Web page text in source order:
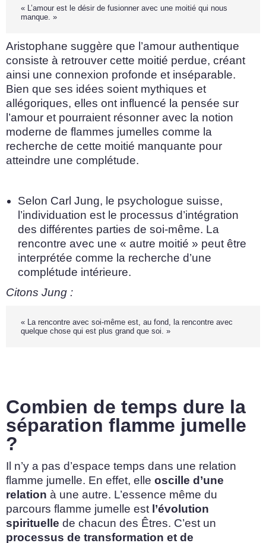
« L’amour est le désir de fusionner avec une moitié qui nous
manque. »
Aristophane suggère que l’amour authentique
consiste à retrouver cette moitié perdue, créant
ainsi une connexion profonde et inséparable.
Bien que ses idées soient mythiques et
allégoriques, elles ont influencé la pensée sur
l’amour et pourraient résonner avec la notion
moderne de flammes jumelles comme la
recherche de cette moitié manquante pour
atteindre une complétude.
Selon Carl Jung, le psychologue suisse,
l’individuation est le processus d’intégration
des différentes parties de soi-même. La
rencontre avec une « autre moitié » peut être
interprétée comme la recherche d’une
complétude intérieure.
Citons Jung :
« La rencontre avec soi-même est, au fond, la rencontre avec
quelque chose qui est plus grand que soi. »
Combien de temps dure la
séparation flamme jumelle
?
Il n’y a pas d’espace temps dans une relation
flamme jumelle. En effet, elle oscille d’une
relation à une autre. L’essence même du
parcours flamme jumelle est l’évolution
spirituelle de chacun des Êtres. C’est un
processus de transformation et de